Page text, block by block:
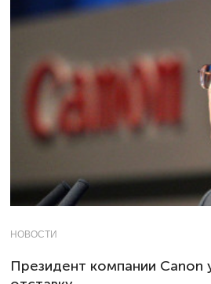
НОВОСТИ
Президент компании Canon